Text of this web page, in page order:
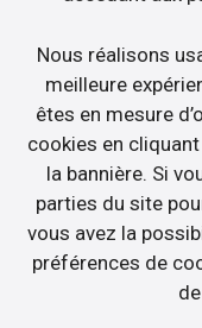
Nous réalisons
meilleure
êtes en mesure
cookies en
la bannière. Si
parties du site
vous avez la
préférences de